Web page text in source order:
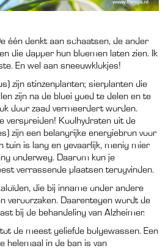
één denkt aan schaatsen, de ander
die dapper hun bloemen laten zien. Ik
En wel aan sneeuwklokjes!
zijn stinzenplanten; sierplanten die
zijn na de bloei goed te delen en te
door zaad vermeerdert worden.
verspreiden! Koolhydraten uit de
zijn een belangrijke energiebron voor
tuin is lang en gevaarlijk, menig mier
onderweg. Daarom kun je
verrassende plaatsen terugvinden.
die bij inname onder andere
veroorzaken. Daarentegen wordt de
bij de behandeling van Alzheimer.
de meest geliefde bolgewassen. Een
helemaal in de ban is van